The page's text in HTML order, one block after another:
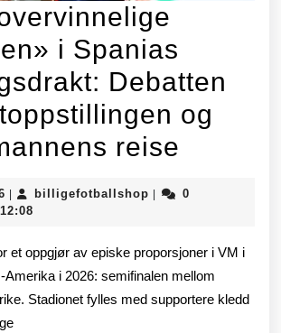
i Spanias
Debatten
og
reise
i
27.
juli
| billigefotballshop billigefotballshop
|
0
12:08
et oppgjør av episke proporsjoner i VM i
Amerika i 2026: semifinalen mellom
Stadionet fylles med supportere kledd